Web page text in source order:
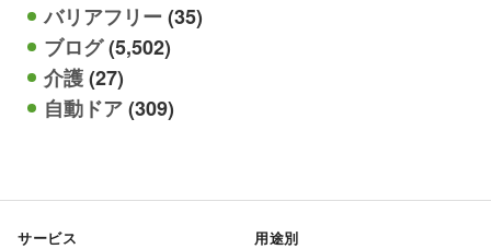
バリアフリー(35)
ブログ(5,502)
介護(27)
自動ドア(309)
サービス 用途別